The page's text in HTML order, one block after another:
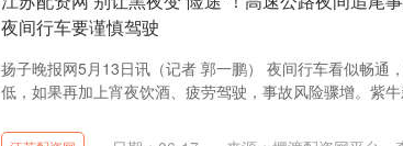
夜间行车要谨慎驾驶
扬子晚报网5月13日讯（记者 郭一鹏） 夜间行车看似畅通
低，如果再加上宵夜饮酒、疲劳驾驶，事故风险骤增。紫